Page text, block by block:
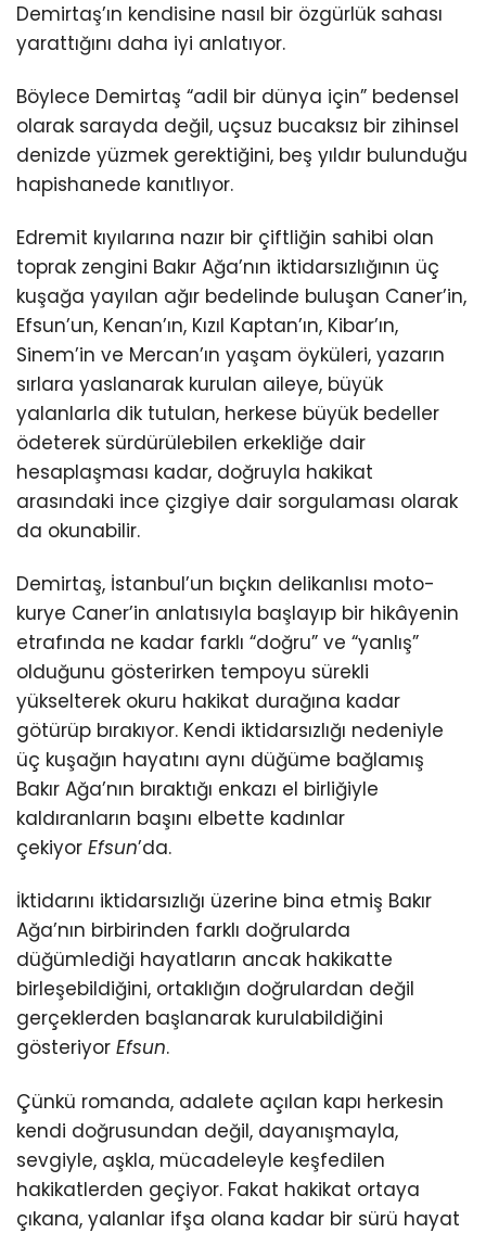
Demirtaş’ın kendisine nasıl bir özgürlük sahası
yarattığını daha iyi anlatıyor.
Böylece Demirtaş “adil bir dünya için” bedensel
olarak sarayda değil, uçsuz bucaksız bir zihinsel
denizde yüzmek gerektiğini, beş yıldır bulunduğu
hapishanede kanıtlıyor.
Edremit kıyılarına nazır bir çiftliğin sahibi olan
toprak zengini Bakır Ağa’nın iktidarsızlığının üç
kuşağa yayılan ağır bedelinde buluşan Caner’in,
Efsun’un, Kenan’ın, Kızıl Kaptan’ın, Kibar’ın,
Sinem’in ve Mercan’ın yaşam öyküleri, yazarın
sırlara yaslanarak kurulan aileye, büyük
yalanlarla dik tutulan, herkese büyük bedeller
ödeterek sürdürülebilen erkekliğe dair
hesaplaşması kadar, doğruyla hakikat
arasındaki ince çizgiye dair sorgulaması olarak
da okunabilir.
Demirtaş, İstanbul’un bıçkın delikanlısı moto-
kurye Caner’in anlatısıyla başlayıp bir hikâyenin
etrafında ne kadar farklı “doğru” ve “yanlış”
olduğunu gösterirken tempoyu sürekli
yükselterek okuru hakikat durağına kadar
götürüp bırakıyor. Kendi iktidarsızlığı nedeniyle
üç kuşağın hayatını aynı düğüme bağlamış
Bakır Ağa’nın bıraktığı enkazı el birliğiyle
kaldıranların başını elbette kadınlar
çekiyor Efsun’da.
İktidarını iktidarsızlığı üzerine bina etmiş Bakır
Ağa’nın birbirinden farklı doğrularda
düğümlediği hayatların ancak hakikatte
birleşebildiğini, ortaklığın doğrulardan değil
gerçeklerden başlanarak kurulabildiğini
gösteriyor Efsun.
Çünkü romanda, adalete açılan kapı herkesin
kendi doğrusundan değil, dayanışmayla,
sevgiyle, aşkla, mücadeleyle keşfedilen
hakikatlerden geçiyor. Fakat hakikat ortaya
çıkana, yalanlar ifşa olana kadar bir sürü hayat